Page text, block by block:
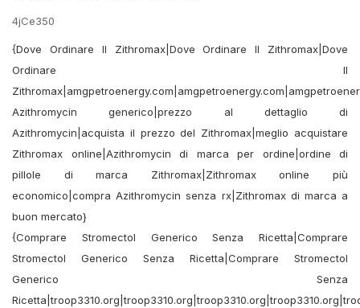
4jCe350
{Dove Ordinare Il Zithromax|Dove Ordinare Il Zithromax|Dove
Ordinare Il
Azithromycin generico|prezzo al dettaglio di
Azithromycin|acquista il prezzo del Zithromax|meglio acquistare
Zithromax online|Azithromycin di marca per ordine|ordine di
pillole di marca Zithromax|Zithromax online più
economico|compra Azithromycin senza rx|Zithromax di marca a
buon mercato}
{Comprare Stromectol Generico Senza Ricetta|Comprare
Stromectol Generico Senza Ricetta|Comprare Stromectol
Generico Senza